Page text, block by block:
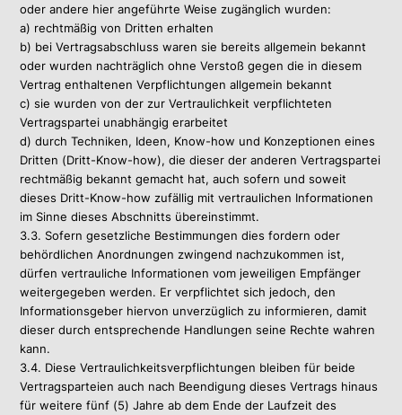
oder andere hier angeführte Weise zugänglich wurden:
a) rechtmäßig von Dritten erhalten
b) bei Vertragsabschluss waren sie bereits allgemein bekannt
oder wurden nachträglich ohne Verstoß gegen die in diesem
Vertrag enthaltenen Verpflichtungen allgemein bekannt
c) sie wurden von der zur Vertraulichkeit verpflichteten
Vertragspartei unabhängig erarbeitet
d) durch Techniken, Ideen, Know-how und Konzeptionen eines
Dritten (Dritt-Know-how), die dieser der anderen Vertragspartei
rechtmäßig bekannt gemacht hat, auch sofern und soweit
dieses Dritt-Know-how zufällig mit vertraulichen Informationen
im Sinne dieses Abschnitts übereinstimmt.
3.3. Sofern gesetzliche Bestimmungen dies fordern oder
behördlichen Anordnungen zwingend nachzukommen ist,
dürfen vertrauliche Informationen vom jeweiligen Empfänger
weitergegeben werden. Er verpflichtet sich jedoch, den
Informationsgeber hiervon unverzüglich zu informieren, damit
dieser durch entsprechende Handlungen seine Rechte wahren
kann.
3.4. Diese Vertraulichkeitsverpflichtungen bleiben für beide
Vertragsparteien auch nach Beendigung dieses Vertrags hinaus
für weitere fünf (5) Jahre ab dem Ende der Laufzeit des